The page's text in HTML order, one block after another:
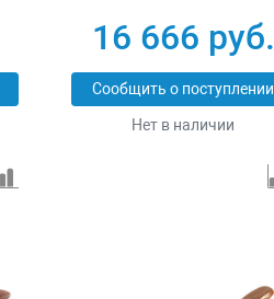
16 666 руб.
Сообщить о поступлении
Нет в наличии